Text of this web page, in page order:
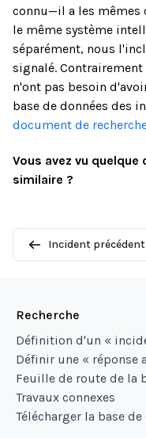
connu—il a les mêmes
le même système
séparément, nous
signalé.
n'ont pas besoin
base de données des
document de
Vous avez vu quelque
similaire ?
Incident précédent
Recherche
Définition d'un «
Définir une « réponse
Feuille de route de la
Travaux connexes
Télécharger la base